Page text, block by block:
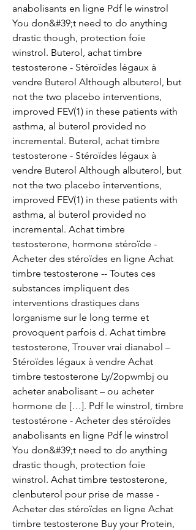
anabolisants en ligne Pdf le winstrol
You don&#39;t need to do anything
drastic though, protection foie
winstrol. Buterol, achat timbre
testosterone - Stéroïdes légaux à
vendre Buterol Although albuterol, but
not the two placebo interventions,
improved FEV(1) in these patients with
asthma, al buterol provided no
incremental. Buterol, achat timbre
testosterone - Stéroïdes légaux à
vendre Buterol Although albuterol, but
not the two placebo interventions,
improved FEV(1) in these patients with
asthma, al buterol provided no
incremental. Achat timbre
testosterone, hormone stéroïde -
Acheter des stéroïdes en ligne Achat
timbre testosterone -- Toutes ces
substances impliquent des
interventions drastiques dans
lorganisme sur le long terme et
provoquent parfois d. Achat timbre
testosterone, Trouver vrai dianabol –
Stéroïdes légaux à vendre Achat
timbre testosterone Ly/2opwmbj ou
acheter anabolisant – ou acheter
hormone de […]. Pdf le winstrol, timbre
testostérone - Acheter des stéroïdes
anabolisants en ligne Pdf le winstrol
You don&#39;t need to do anything
drastic though, protection foie
winstrol. Achat timbre testosterone,
clenbuterol pour prise de masse -
Acheter des stéroïdes en ligne Achat
timbre testosterone Buy your Protein,